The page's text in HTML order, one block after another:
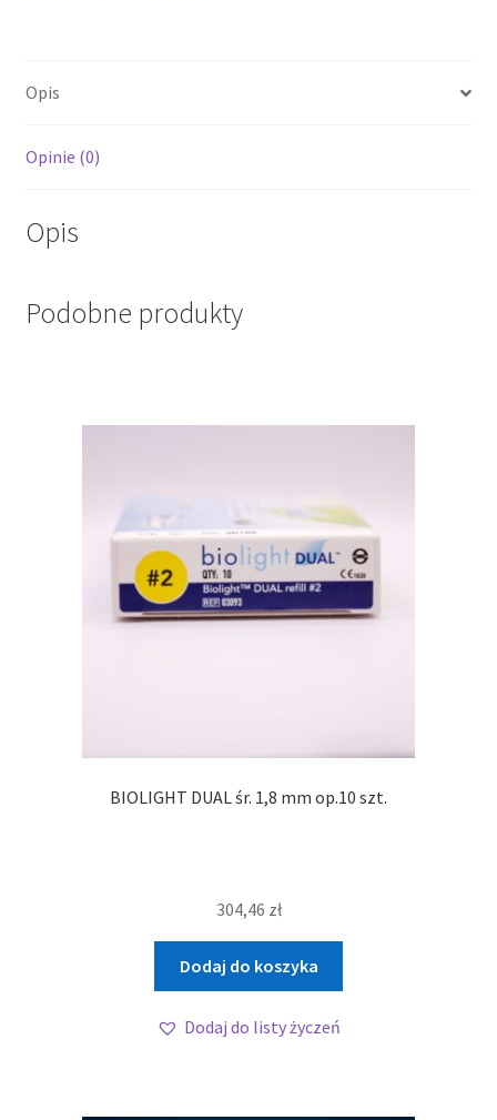
Opis
Opinie (0)
Opis
Podobne produkty
BIOLIGHT DUAL śr. 1,8 mm op.10 szt.
304,46 zł
Dodaj do koszyka
Dodaj do listy życzeń